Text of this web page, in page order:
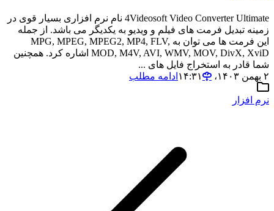
4Videosoft Video Converter Ultimate نام نرم افزاری بسیار قوی در
زمینه تبدیل فرمت های فیلم و ویدیو به یکدیگر می باشد. از جمله
این فرمت ها می توان به MPG, MPEG, MPEG2, MP4, FLV,
MOD, M4V, AVI, WMV, MOV, DivX, XviD اشاره کرد. همچنین
شما قادر به استخراج فایل های ...
۲ بهمن ۱۴۰۳،‏ ۱۴:۳۱
ادامه مطلب
نرم افزار